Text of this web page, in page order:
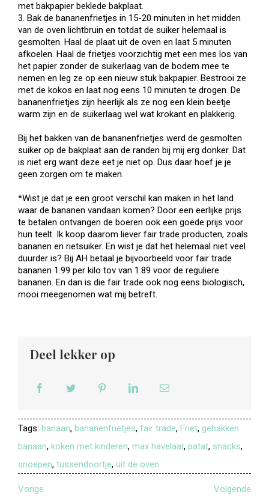
met bakpapier beklede bakplaat.
3. Bak de bananenfrietjes in 15-20 minuten in het midden
van de oven lichtbruin en totdat de suiker helemaal is
gesmolten. Haal de plaat uit de oven en laat 5 minuten
afkoelen. Haal de frietjes voorzichtig met een mes los van
het papier zonder de suikerlaag van de bodem mee te
nemen en leg ze op een nieuw stuk bakpapier. Bestrooi ze
met de kokos en laat nog eens 10 minuten te drogen. De
bananenfrietjes zijn heerlijk als ze nog een klein beetje
warm zijn en de suikerlaag wel wat krokant en plakkerig.
Bij het bakken van de bananenfrietjes werd de gesmolten
suiker op de bakplaat aan de randen bij mij erg donker. Dat
is niet erg want deze eet je niet op. Dus daar hoef je je
geen zorgen om te maken.
*Wist je dat je een groot verschil kan maken in het land
waar de bananen vandaan komen? Door een eerlijke prijs
te betalen ontvangen de boeren ook een goede prijs voor
hun teelt. Ik koop daarom liever fair trade producten, zoals
bananen en rietsuiker. En wist je dat het helemaal niet veel
duurder is? Bij AH betaal je bijvoorbeeld voor fair trade
bananen 1.99 per kilo tov van 1.89 voor de reguliere
bananen. En dan is die fair trade ook nog eens biologisch,
mooi meegenomen wat mij betreft.
Deel lekker op
Tags: banaan, bananenfrietjes, fair trade, Friet, gebakken
banaan, koken met kinderen, max havelaar, patat, snacks,
snoepen, tussendoortje, uit de oven
Vorige Volgende